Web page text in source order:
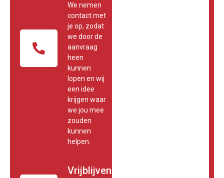
We nemen
contact met
je op, zodat
we door de
aanvraag
heen
kunnen
lopen en wij
een idee
krijgen waar
we jou mee
zouden
kunnen
helpen.
Vrijblijvende